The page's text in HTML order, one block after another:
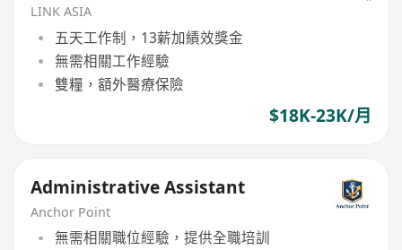
LINK ASIA
五天工作制，13薪加績效獎金
無需相關工作經驗
雙糧，額外醫療保險
$18K-23K/月
Administrative Assistant
Anchor Point
無需相關職位經驗，提供全職培訓